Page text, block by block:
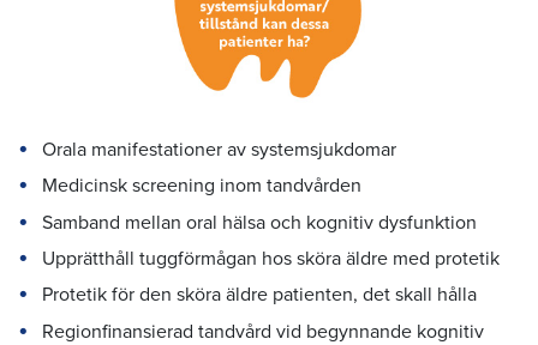
Orala manifestationer av systemsjukdomar
Medicinsk screening inom tandvården
Samband mellan oral hälsa och kognitiv dysfunktion
Upprätthåll tuggförmågan hos sköra äldre med protetik
Protetik för den sköra äldre patienten, det skall hålla
Regionfinansierad tandvård vid begynnande kognitiv